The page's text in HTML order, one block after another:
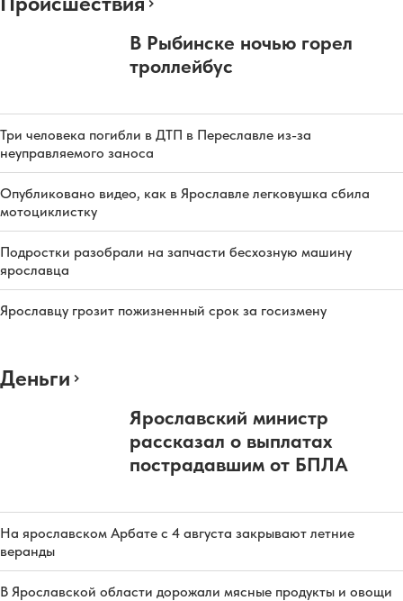
В Рыбинске ночью горел
троллейбус
Три человека погибли в ДТП в Переславле из-за
неуправляемого заноса
Опубликовано видео, как в Ярославле легковушка сбила
мотоциклистку
Подростки разобрали на запчасти бесхозную машину
ярославца
Ярославцу грозит пожизненный срок за госизмену
Деньги
Ярославский министр
рассказал о выплатах
пострадавшим от БПЛА
На ярославском Арбате с 4 августа закрывают летние
веранды
В Ярославской области дорожали мясные продукты и овощи